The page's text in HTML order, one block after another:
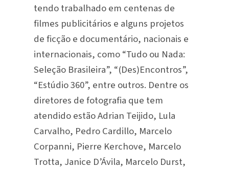
tendo trabalhado em centenas de
filmes publicitários e alguns projetos
de ficção e documentário, nacionais e
internacionais, como “Tudo ou Nada:
Seleção Brasileira”, “(Des)Encontros”,
“Estúdio 360”, entre outros. Dentre os
diretores de fotografia que tem
atendido estão Adrian Teijido, Lula
Carvalho, Pedro Cardillo, Marcelo
Corpanni, Pierre Kerchove, Marcelo
Trotta, Janice D’Ávila, Marcelo Durst,